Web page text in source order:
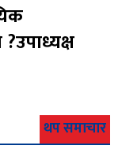
थप समाचार